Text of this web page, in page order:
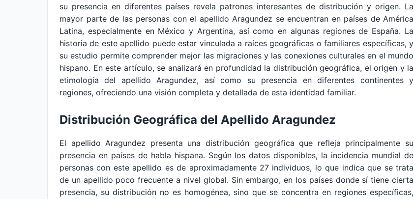
su presencia en diferentes países revela patrones interesantes de distribución y origen. La
mayor parte de las personas con el apellido Aragundez se encuentran en países de América
Latina, especialmente en México y Argentina, así como en algunas regiones de España. La
historia de este apellido puede estar vinculada a raíces geográficas o familiares específicas, y
su estudio permite comprender mejor las migraciones y las conexiones culturales en el mundo
hispano. En este artículo, se analizará en profundidad la distribución geográfica, el origen y la
etimología del apellido Aragundez, así como su presencia en diferentes continentes y
regiones, ofreciendo una visión completa y detallada de esta identidad familiar.
Distribución Geográfica del Apellido Aragundez
El apellido Aragundez presenta una distribución geográfica que refleja principalmente su
presencia en países de habla hispana. Según los datos disponibles, la incidencia mundial de
personas con este apellido es de aproximadamente 27 individuos, lo que indica que se trata
de un apellido poco frecuente a nivel global. Sin embargo, en los países donde sí tiene cierta
presencia, su distribución no es homogénea, sino que se concentra en regiones específicas,